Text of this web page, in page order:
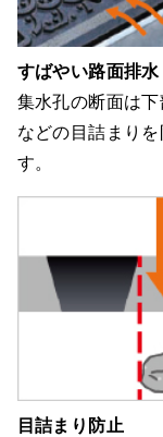
すばやい路面排水
集水孔の断面は
などの目詰まり
す。
目詰まり防止